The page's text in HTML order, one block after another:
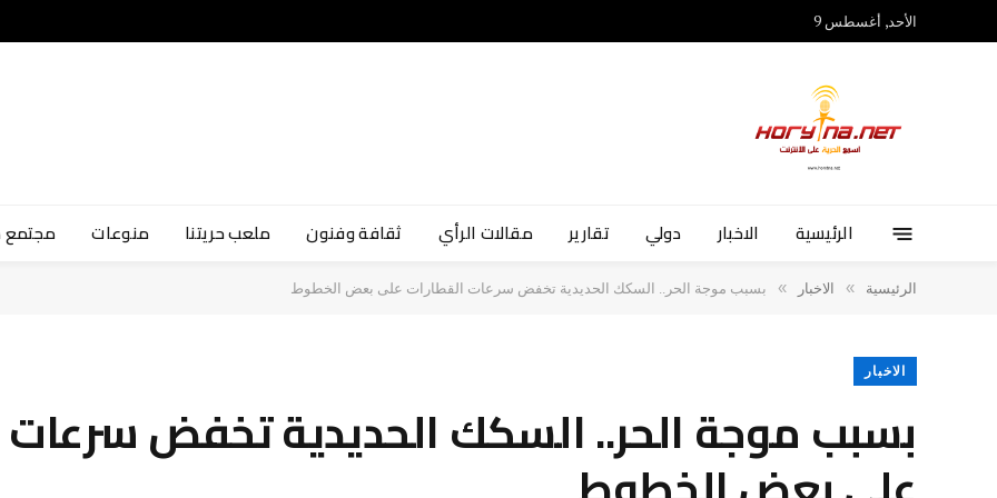
الأحد, أغسطس 9
الرئيسية الاخبار دولي تقارير مقالات الرأي ثقافة وفنون ملعب حريتنا منوعات
الرئيسية » الاخبار » بسبب موجة الحر.. السكك الحديدية تخفض سرعات القطارات على بعض الخطوط
الاخبار
بسبب موجة الحر.. السكك الحديدية تخفض سرعات